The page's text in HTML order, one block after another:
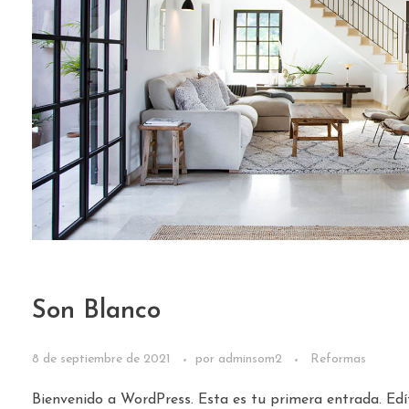
Son Blanco
8 de septiembre de 2021 por adminsom2 Reformas
Bienvenido a WordPress. Esta es tu primera entrada.